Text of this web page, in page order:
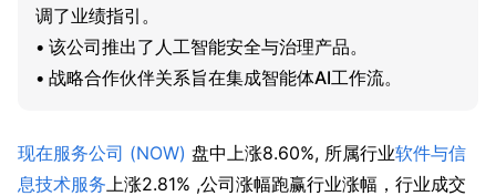
调了业绩指引。
• 该公司推出了人工智能安全与治理产品。
• 战略合作伙伴关系旨在集成智能体AI工作流。
现在服务公司 (NOW) 盘中上涨8.60%, 所属行业软件与信
息技术服务上涨2.81% ,公司涨幅跑赢行业涨幅，行业成交